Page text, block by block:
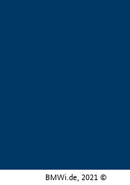
BMWi.de, 2021 ©